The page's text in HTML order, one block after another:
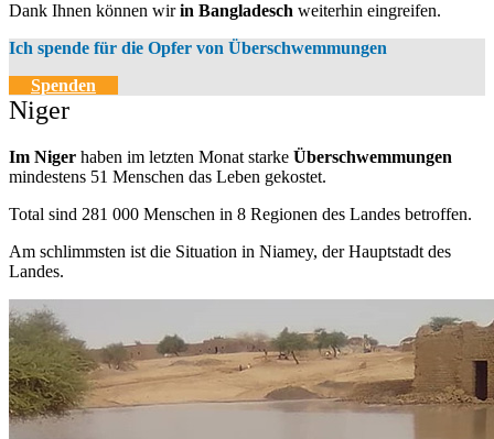
Dank Ihnen können wirin Bangladesch weiterhin eingreifen.
Ich spende für die Opfer von Überschwemmungen
Spenden
Niger
Im Niger haben im letzten Monat starke Überschwemmungen
mindestens 51 Menschen das Leben gekostet.
Total sind 281 000 Menschen in 8 Regionen des Landes betroffen.
Am schlimmsten ist die Situation in Niamey, der Hauptstadt des
Landes.